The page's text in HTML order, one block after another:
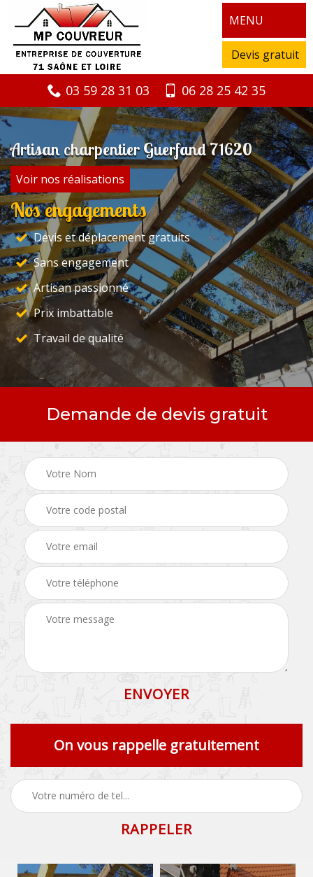
MENU
Devis gratuit
03 59 28 31 03 06 28 25 42 35
Artisan charpentier Guerfand 71620
Voir nos réalisations
Nos engagements
Devis et déplacement gratuits
Sans engagement
Artisan passionné
Prix imbattable
Travail de qualité
Demande de devis gratuit
On vous rappelle gratuitement